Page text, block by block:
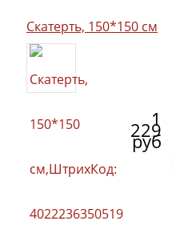
Скатерть, 150*150 см
1
229
руб